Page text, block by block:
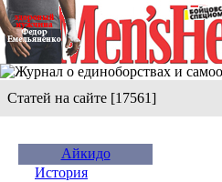
Статей на сайте [17561]
Айкидо
История